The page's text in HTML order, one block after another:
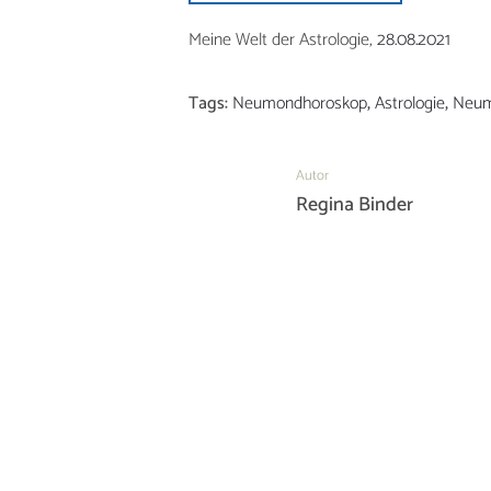
Meine Welt der Astrologie,28.08.2021
Tags:Neumondhoroskop,Astrologie,
Autor
Regina Binder